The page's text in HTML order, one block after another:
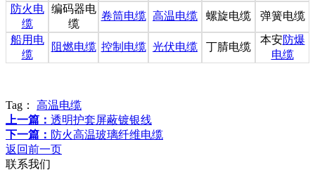
防火电
缆
编码器电
缆
卷筒电缆 高温电缆 螺旋电缆
弹簧电缆
船用电
缆
阻燃电缆 控制电缆 光伏电缆 丁腈电缆
本安防爆
电缆
Tag： 高温电缆
上一篇： 透明护套屏蔽镀银线
下一篇： 防火高温玻璃纤维电缆
返回前一页
联系我们